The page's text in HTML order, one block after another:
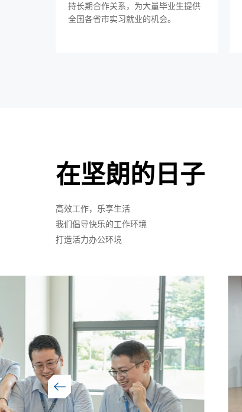
持长期合作关系，为大量毕业生提供
全国各省市实习就业的机会。
在坚朗的日子
高效工作，乐享生活
我们倡导快乐的工作环境
打造活力办公环境